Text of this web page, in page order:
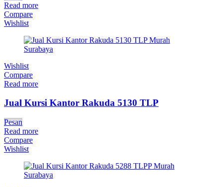
Read more
Compare
Wishlist
Wishlist
Compare
Read more
Jual Kursi Kantor Rakuda 5130 TLP
Pesan
Read more
Compare
Wishlist